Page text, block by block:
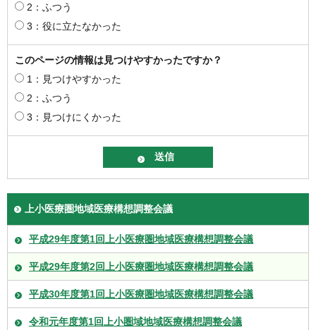
2：ふつう
3：役に立たなかった
このページの情報は見つけやすかったですか？
1：見つけやすかった
2：ふつう
3：見つけにくかった
上小医療圏地域医療構想調整会議
平成29年度第1回上小医療圏地域医療構想調整会議
平成29年度第2回上小医療圏地域医療構想調整会議
平成30年度第1回上小医療圏地域医療構想調整会議
令和元年度第1回上小圏域地域医療構想調整会議